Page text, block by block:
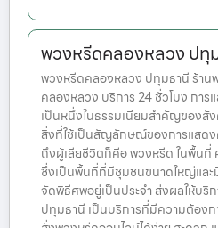
พวงหรีดคลองหลวง ปทุ
พวงหรีดคลองหลวง ปทุมธานี ร้า
คลองหลวง บริการ 24 ชั่วโมง กา
เป็นหนึ่งในธรรมเนียมสำคัญของสั
สิ่งที่ใช้เป็นสัญลักษณ์ของการแสดง
ถึงผู้เสียชีวิตก็คือ พวงหรีด ในพื้น
ซึ่งเป็นพื้นที่ที่มีชุมชนขนาดใหญ่และ
จัดพิธีศพอยู่เป็นประจำ ส่งผลให้บริ
ปทุมธานี เป็นบริการที่มีความต้อง